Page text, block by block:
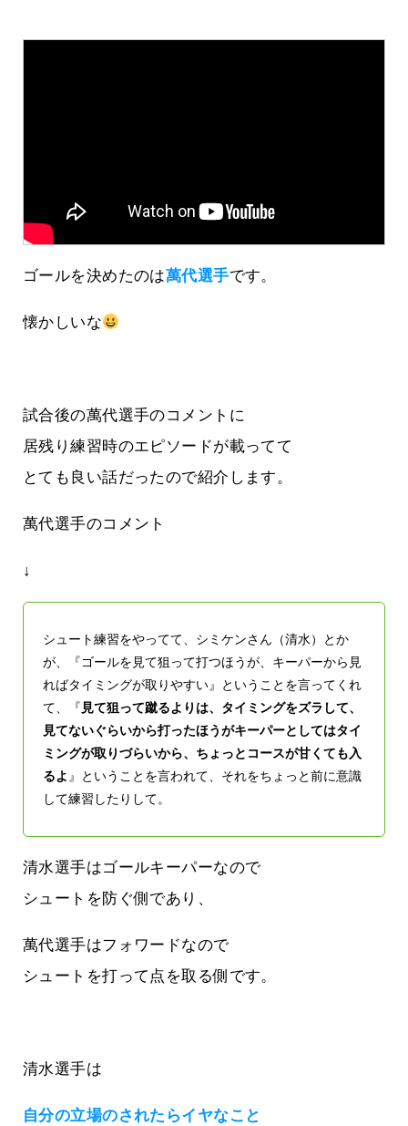
ゴールを決めたのは萬代選手です。
懐かしいな
試合後の萬代選手のコメントに
居残り練習時のエピソードが載ってて
とても良い話だったので紹介します。
萬代選手のコメント
↓
シュート練習をやってて、シミケンさん（清水）とか
が、『ゴールを見て狙って打つほうが、キーパーから見
ればタイミングが取りやすい』ということを言ってくれ
て、『 見て狙って蹴るよりは、タイミングをズラして、
見てないぐらいから打ったほうがキーパーとしてはタイ
ミングが取りづらいから、ちょっとコースが甘くても入
るよ 』ということを言われて、それをちょっと前に意識
して練習したりして。
清水選手はゴールキーパーなので
シュートを防ぐ側であり、
萬代選手はフォワードなので
シュートを打って点を取る側です。
清水選手は
自分の立場のされたらイヤなこと